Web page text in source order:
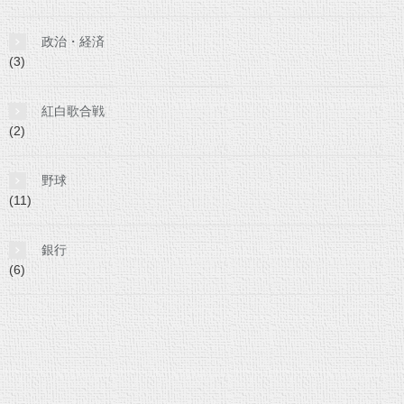
政治・経済
(3)
紅白歌合戦
(2)
野球
(11)
銀行
(6)